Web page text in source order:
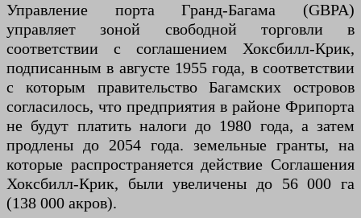
Управление порта Гранд-Багама (GBPA)
управляет зоной свободной торговли в
соответствии с соглашением Хоксбилл-Крик,
подписанным в августе 1955 года, в соответствии
с которым правительство Багамских островов
согласилось, что предприятия в районе Фрипорта
не будут платить налоги до 1980 года, а затем
продлены до 2054 года. земельные гранты, на
которые распространяется действие Соглашения
Хоксбилл-Крик, были увеличены до 56 000 га
(138 000 акров).